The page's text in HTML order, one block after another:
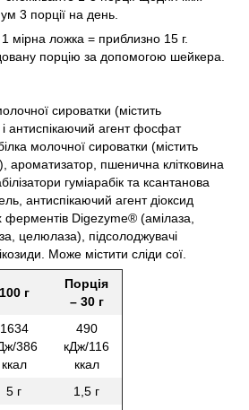
3 порції на день.
1 мірна ложка = приблизно 15 г.
порцію за допомогою шейкера.
сироватки (містить
антиспікаючий агент фосфат
молочної сироватки (містить
ароматизатор, пшенична клітковина
гуміарабік та ксантанова
антиспікаючий агент діоксид
ферментів Digezyme® (амілаза,
целюлаза), підсолоджувачі
Може містити сліди сої.
100 г
Порція
– 30 г
1634
386
ккал
490
кДж/116
ккал
5 г
1,5 г